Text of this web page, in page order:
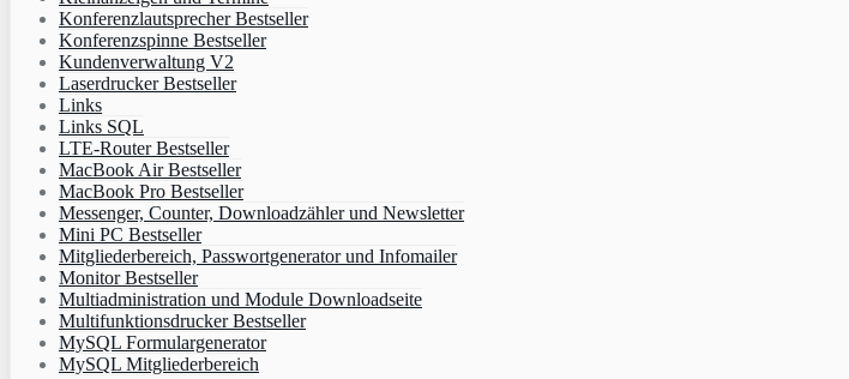
Konferenzlautsprecher Bestseller
Konferenzspinne Bestseller
Kundenverwaltung V2
Laserdrucker Bestseller
Links
Links SQL
LTE-Router Bestseller
MacBook Air Bestseller
MacBook Pro Bestseller
Messenger, Counter, Downloadzähler und Newsletter
Mini PC Bestseller
Mitgliederbereich, Passwortgenerator und Infomailer
Monitor Bestseller
Multiadministration und Module Downloadseite
Multifunktionsdrucker Bestseller
MySQL Formulargenerator
MySQL Mitgliederbereich